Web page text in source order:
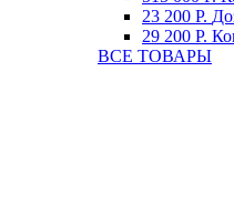
23 200 Р.
29 200 Р.
ВСЕ ТОВАРЫ